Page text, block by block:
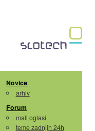
Novice
arhiv
Forum
mali oglasi
teme zadnjih 24h